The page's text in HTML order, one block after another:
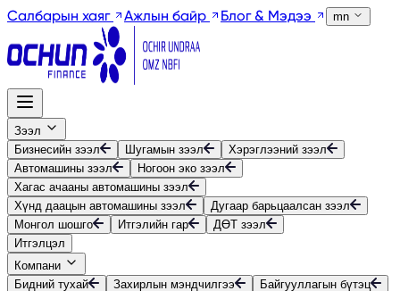
Салбарын хаяг Ажлын байр Блог & Мэдээ mn
Зээл
Бизнесийн зээл
Шугамын зээл
Хэрэглээний зээл
Автомашины зээл
Ногоон эко зээл
Хагас ачааны автомашины зээл
Хүнд даацын автомашины зээл
Дугаар барьцаалсан зээл
Монгол шошго
Итгэлийн гар
ДӨТ зээл
Итгэлцэл
Компани
Бидний тухай
Захирлын мэндчилгээ
Байгууллагын бүтэц